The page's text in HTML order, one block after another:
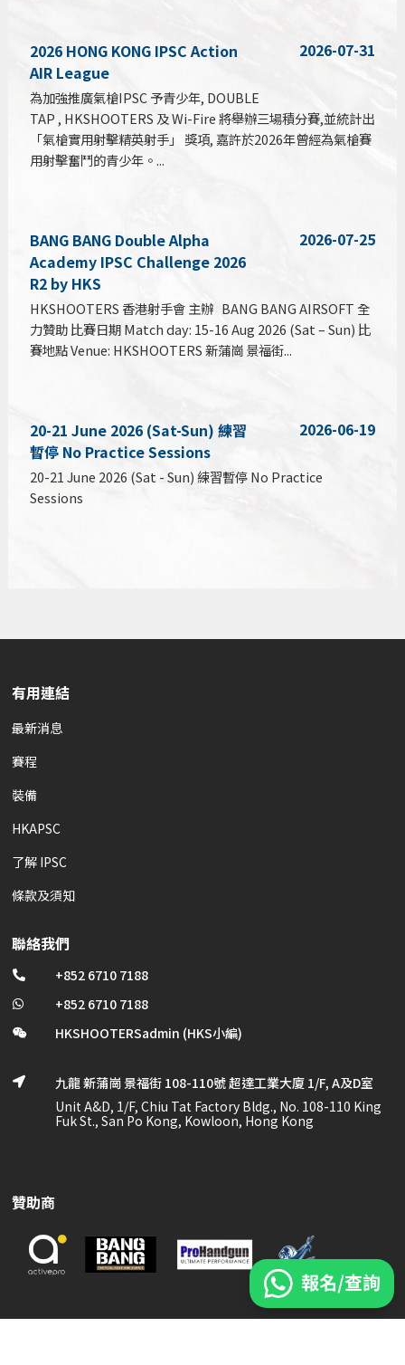
2026 HONG KONG IPSC Action
AIR League
2026-07-31
為加強推廣氣槍IPSC 予青少年, DOUBLE
TAP , HKSHOOTERS 及 Wi-Fire 將舉辦三場積分賽,並統計出
「氣槍實用射擊精英射手」 獎項, 嘉許於2026年曾經為氣槍賽
用射擊奮鬥的青少年。...
BANG BANG Double Alpha
Academy IPSC Challenge 2026
R2 by HKS
2026-07-25
HKSHOOTERS 香港射手會 主辦 BANG BANG AIRSOFT 全
力贊助 比賽日期 Match day: 15-16 Aug 2026 (Sat – Sun) 比
賽地點 Venue: HKSHOOTERS 新蒲崗 景福街...
20-21 June 2026 (Sat-Sun) 練習
暫停 No Practice Sessions
2026-06-19
20-21 June 2026 (Sat - Sun) 練習暫停 No Practice
Sessions
有用連結
最新消息
賽程
裝備
HKAPSC
了解 IPSC
條款及須知
聯絡我們
 +852 6710 7188
 +852 6710 7188
 HKSHOOTERSadmin (HKS小編)

九龍 新蒲崗 景福街 108-110號 超達工業大廈 1/F, A及D室
Unit A&D, 1/F, Chiu Tat Factory Bldg., No. 108-110 King
Fuk St., San Po Kong, Kowloon, Hong Kong
贊助商